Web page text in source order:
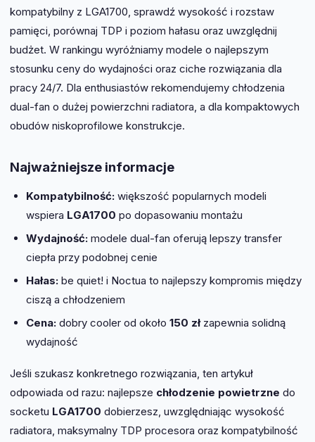
kompatybilny z LGA1700, sprawdź wysokość i rozstaw
pamięci, porównaj TDP i poziom hałasu oraz uwzględnij
budżet. W rankingu wyróżniamy modele o najlepszym
stosunku ceny do wydajności oraz ciche rozwiązania dla
pracy 24/7. Dla enthusiastów rekomendujemy chłodzenia
dual-fan o dużej powierzchni radiatora, a dla kompaktowych
obudów niskoprofilowe konstrukcje.
Najważniejsze informacje
Kompatybilność:większość popularnych modeli
wspiera LGA1700 po dopasowaniu montażu
Wydajność:modele dual-fan oferują lepszy transfer
ciepła przy podobnej cenie
Hałas:be quiet! i Noctua to najlepszy kompromis między
ciszą a chłodzeniem
Cena:dobry cooler od około 150 złzapewnia solidną
wydajność
Jeśli szukasz konkretnego rozwiązania, ten artykuł
odpowiada od razu: najlepsze chłodzenie powietrzne do
socketu LGA1700 dobierzesz, uwzględniając wysokość
radiatora, maksymalny TDP procesora oraz kompatybilność